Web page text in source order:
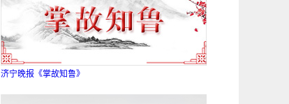
济宁晚报《掌故知鲁》